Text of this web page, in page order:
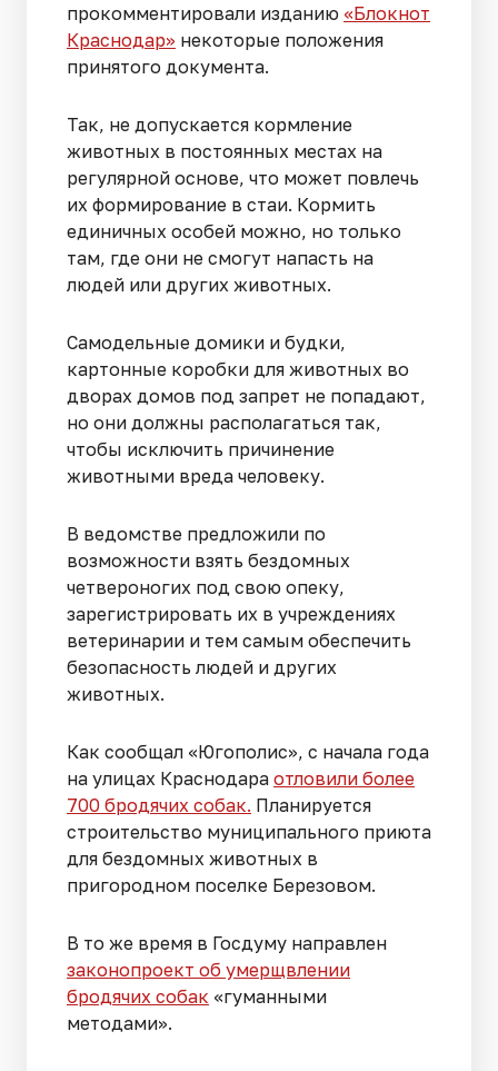
прокомментировали изданию «Блокнот
Краснодар» некоторые положения
принятого документа.
Так, не допускается кормление
животных в постоянных местах на
регулярной основе, что может повлечь
их формирование в стаи. Кормить
единичных особей можно, но только
там, где они не смогут напасть на
людей или других животных.
Самодельные домики и будки,
картонные коробки для животных во
дворах домов под запрет не попадают,
но они должны располагаться так,
чтобы исключить причинение
животными вреда человеку.
В ведомстве предложили по
возможности взять бездомных
четвероногих под свою опеку,
зарегистрировать их в учреждениях
ветеринарии и тем самым обеспечить
безопасность людей и других
животных.
Как сообщал «Югополис», с начала года
на улицах Краснодара отловили более
700 бродячих собак. Планируется
строительство муниципального приюта
для бездомных животных в
пригородном поселке Березовом.
В то же время в Госдуму направлен
законопроект об умерщвлении
бродячих собак «гуманными
методами».